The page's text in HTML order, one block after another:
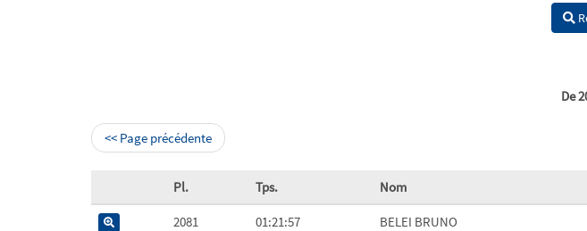
De
<< Page précédente
Pl. Tps. Nom
2081 01:21:57 BELEI BRUNO